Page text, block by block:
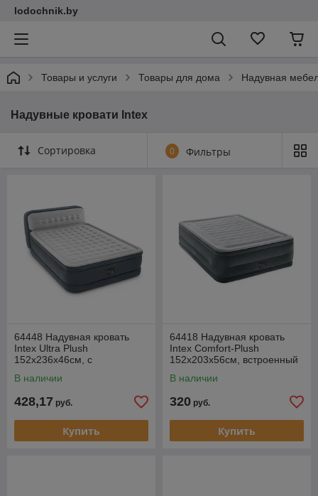
lodochnik.by
Товары и услуги Товары для дома Надувная
Надувные кровати Intex
Сортировка 0 Фильтры
64448 Надувная кровать
Intex Ultra Plush
152х236х46см, с
240V
В наличии
428,17 руб.
Купить
64418 Надувная кровать
Intex Comfort-Plush
152х203х56см, встроенный
В наличии
320 руб.
Купить